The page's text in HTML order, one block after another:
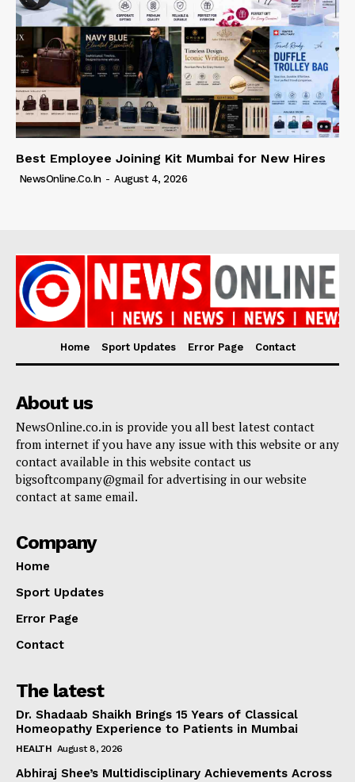
Best Employee Joining Kit Mumbai for New Hires
NewsOnline.co.in - August 4, 2026
Home Sport Updates Error Page Contact
About us
NewsOnline.co.in is provide you all best latest contact
from internet if you have any issue with this website or any
contact available in this website contact us
bigsoftcompany@gmail for advertising in our website
contact at same email.
Company
Home
Sport Updates
Error Page
Contact
The latest
Dr. Shadaab Shaikh Brings 15 Years of Classical
Homeopathy Experience to Patients in Mumbai
HEALTH August 8, 2026
Abhiraj Shee’s Multidisciplinary Achievements Across